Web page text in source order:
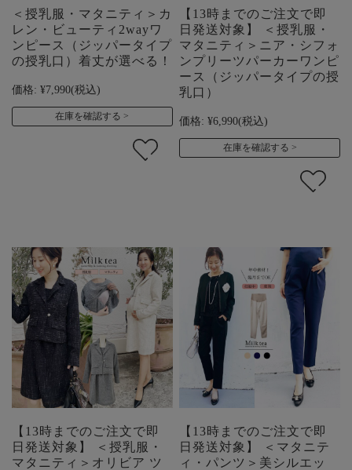
＜授乳服・マタニティ＞カ
レン・ビューティ2wayワ
ンピース（ジッパータイプ
の授乳口）着丈が選べる！
価格: ¥7,990(税込)
在庫を確認する
【13時までのご注文で即
日発送対象】 ＜授乳服・
マタニティ＞ニア・シフォ
ンプリーツパーカーワンピ
ース（ジッパータイプの授
乳口）
価格: ¥6,990(税込)
在庫を確認する
【13時までのご注文で即
日発送対象】 ＜授乳服・
マタニティ＞オリビア ツ
【13時までのご注文で即
日発送対象】 ＜マタニテ
ィ・パンツ＞美シルエッ